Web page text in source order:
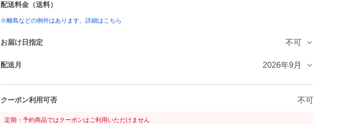
配送料金（送料）
※離島などの例外はあります。詳細はこちら
お届け日指定 不可
配送月 2026年9月
クーポン利用可否 不可
定期・予約商品ではクーポンはご利用いただけません